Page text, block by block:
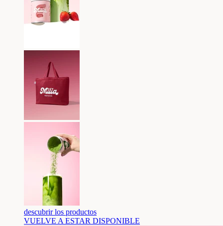
descubrir los productos
VUELVE A ESTAR DISPONIBLE